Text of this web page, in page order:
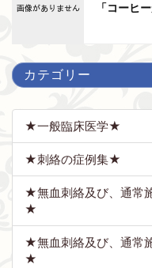
「コーヒ
カテゴリー
★一般臨床医学★
★刺絡の症例集★
★無血刺絡及び、通常
★
★無血刺絡及び、通常
★